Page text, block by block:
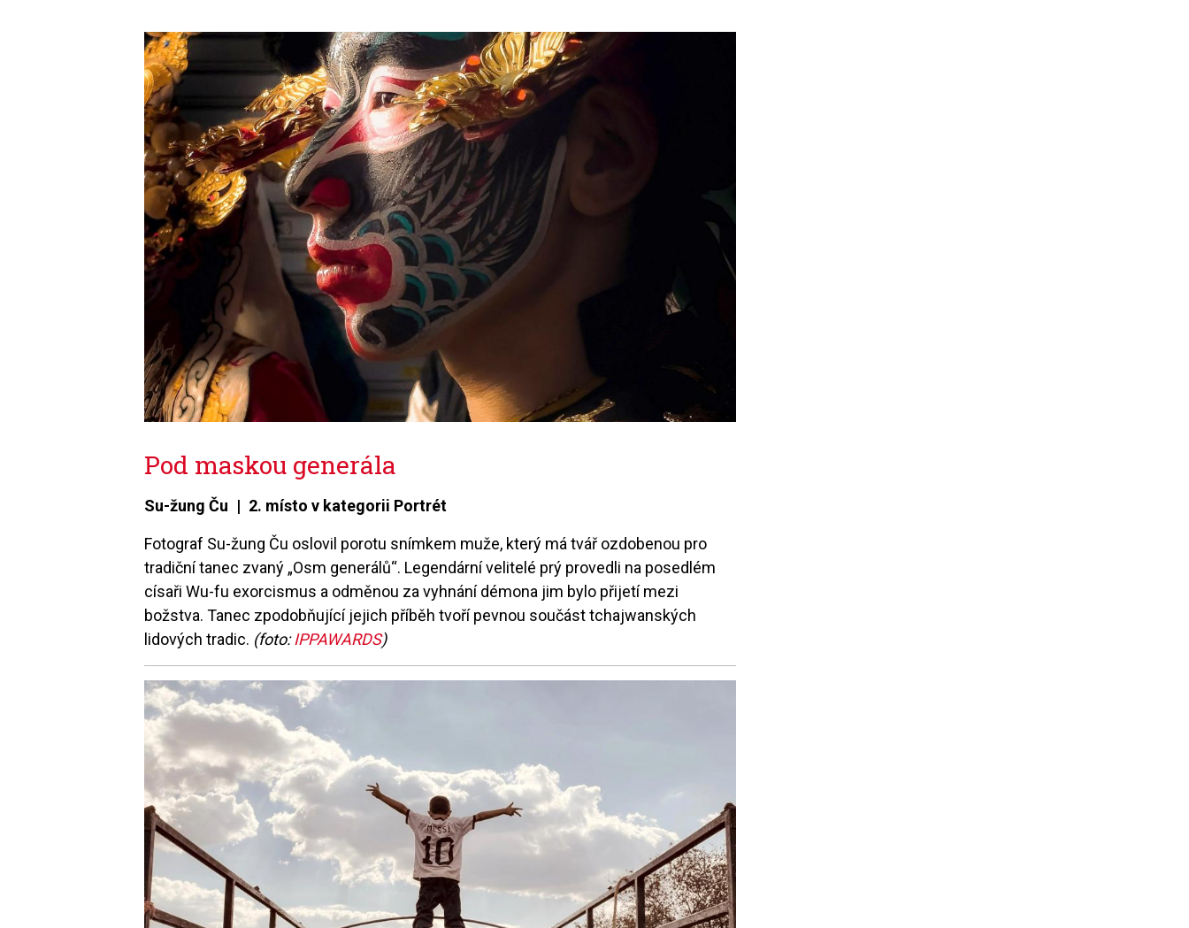
Pod maskou generála
Su-žung Ču | 2. místo v kategorii Portrét
Fotograf Su-žung Ču oslovil porotu snímkem muže, který má tvář ozdobenou pro
tradiční tanec zvaný „Osm generálů“. Legendární velitelé prý provedli na posedlém
císaři Wu-fu exorcismus a odměnou za vyhnání démona jim bylo přijetí mezi
božstva. Tanec zpodobňující jejich příběh tvoří pevnou součást tchajwanských
lidových tradic. (foto:IPPAWARDS)